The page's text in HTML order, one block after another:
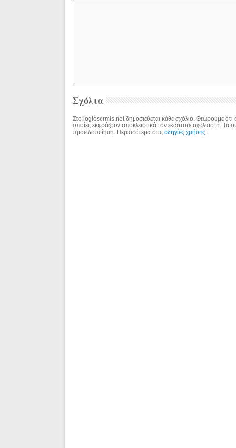
Σχόλια
Στο logiosermis.net δημοσιεύεται κάθε σχόλιο. Θεωρούμε ότι
οποίες εκφράζουν αποκλειστικά τον εκάστοτε σχολιαστή. Τα
προειδοποίηση. Περισσότερα στιςοδηγίες χρήσης